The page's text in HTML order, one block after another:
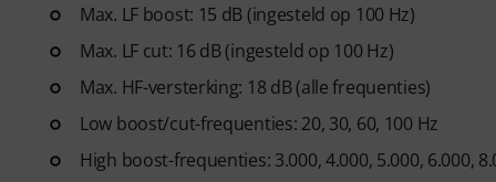
Max. LF boost: 15 dB (ingesteld op 100 Hz)
Max. LF cut: 16 dB (ingesteld op 100 Hz)
Max. HF-versterking: 18 dB (alle frequenties)
Low boost/cut-frequenties: 20, 30, 60, 100 Hz
High boost-frequenties: 3.000, 4.000, 5.000, 6.000,